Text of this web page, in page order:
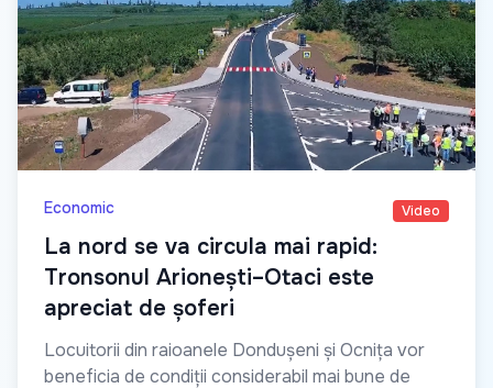
Economic Video
La nord se va circula mai rapid:
Tronsonul Arionești–Otaci este
apreciat de șoferi
Locuitorii din raioanele Dondușeni și Ocnița vor
beneficia de condiții considerabil mai bune de